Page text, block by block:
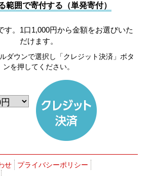
範囲で寄付する（単発寄付）
す。1口1,000円から金額をお選びいた
だけます。
ダウンで選択し「クレジット決済」ボタ
ンを押してください。
せ
プライバシーポリシー